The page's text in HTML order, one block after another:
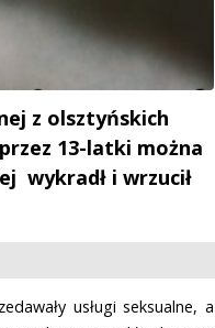
z olsztyńskich
13-latki można
wykradł i wrzucił
usługi seksualne, a